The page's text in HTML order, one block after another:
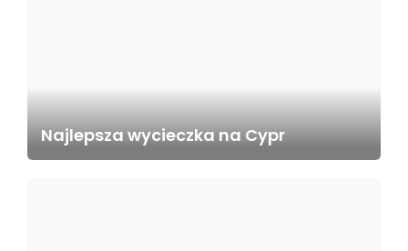
Najlepsza wycieczka na Cypr